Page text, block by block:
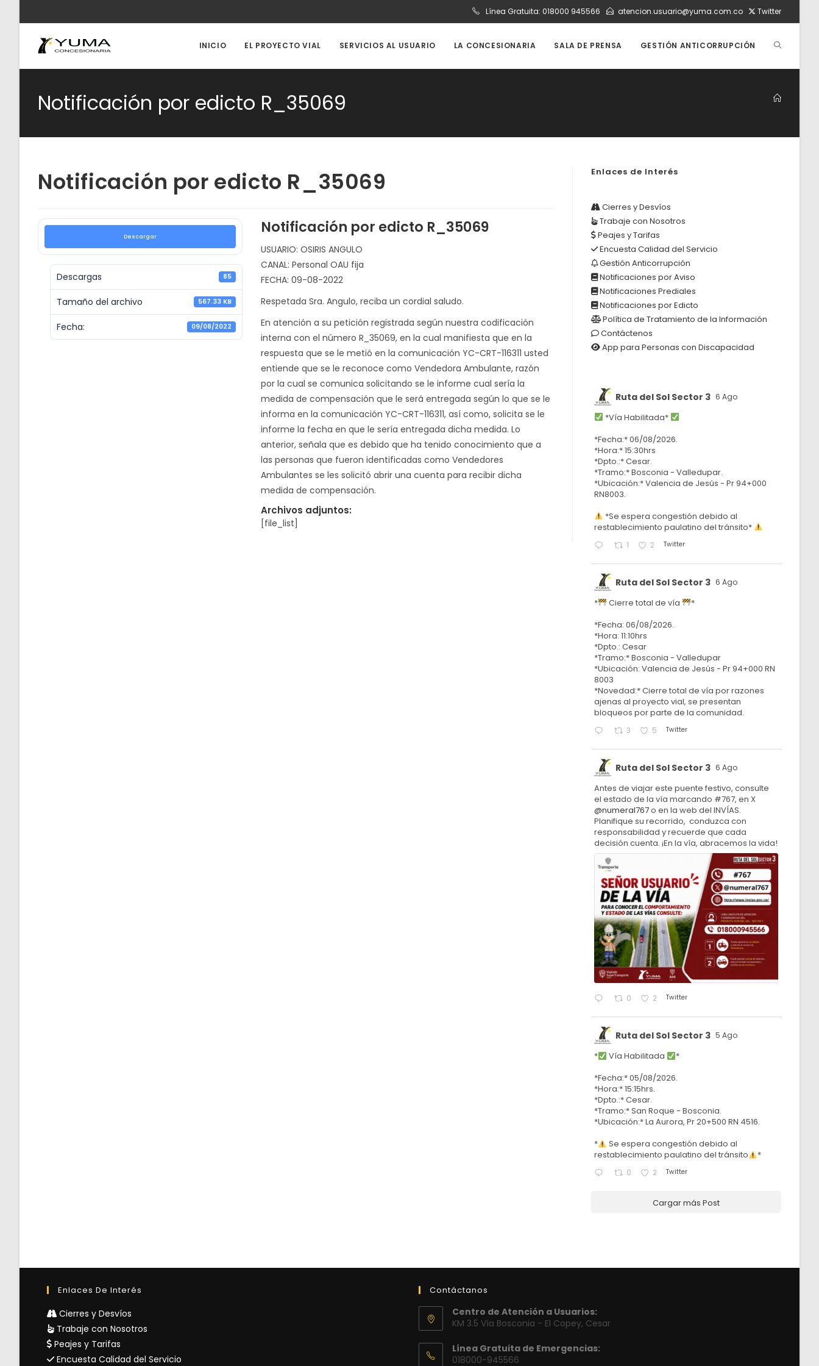
contenido
Línea Gratuita: 018000 945566 atencion.usuario@yuma.com.co Twitter
INICIO EL PROYECTO VIAL SERVICIOS AL USUARIO LA CONCESIONARIA SALA DE PRENSA GESTIÓN ANTICORRUPCIÓN ALTERNAR
BÚSQUEDA
DE
Notificación por edicto R_35069
Notificación por edicto R_35069
Descargar
Descargas 85
Tamaño del archivo 567.33 KB
Fecha: 09/08/2022
Notificación por edicto R_35069
USUARIO: OSIRIS ANGULO
CANAL: Personal OAU fija
FECHA: 09-08-2022
Respetada Sra. Angulo, reciba un cordial saludo.
En atención a su petición registrada según nuestra codificación
interna con el número R_35069, en la cual manifiesta que en la
respuesta que se le metió en la comunicación YC-CRT-116311 usted
entiende que se le reconoce como Vendedora Ambulante, razón
por la cual se comunica solicitando se le informe cual sería la
medida de compensación que le será entregada según lo que se le
informa en la comunicación YC-CRT-116311, así como, solicita se le
informe la fecha en que le sería entregada dicha medida. Lo
anterior, señala que es debido que ha tenido conocimiento que a
las personas que fueron identificadas como Vendedores
Ambulantes se les solicitó abrir una cuenta para recibir dicha
medida de compensación.
Archivos adjuntos:
[file_list]
Enlaces de Interés
Cierres y Desvíos
Trabaje con Nosotros
Peajes y Tarifas
Encuesta Calidad del Servicio
Gestión Anticorrupción
Notificaciones por Aviso
Notificaciones Prediales
Notificaciones por Edicto
Política de Tratamiento de la Información
Contáctenos
App para Personas con Discapacidad
Ruta del Sol Sector 3 6 Ago
*Vía Habilitada*
*Fecha:* 06/08/2026.
*Hora:* 15:30hrs
*Dpto.:* Cesar.
*Tramo:* Bosconia - Valledupar.
*Ubicación:* Valencia de Jesús - Pr 94+000
RN8003.
*Se espera congestión debido al
restablecimiento paulatino del tránsito*
1 2 Twitter
Ruta del Sol Sector 3 6 Ago
* Cierre total de vía
*
*Fecha: 06/08/2026.
*Hora: 11:10hrs
*Dpto.: Cesar
*Tramo:* Bosconia - Valledupar
*Ubicación: Valencia de Jesús - Pr 94+000 RN
8003
*Novedad:* Cierre total de vía por razones
ajenas al proyecto vial, se presentan
bloqueos por parte de la comunidad.
3 5 Twitter
Ruta del Sol Sector 3 6 Ago
Antes de viajar este puente festivo, consulte
el estado de la vía marcando #767, en X
@numeral767o en la web del INVÍAS.
Planifique su recorrido, conduzca con
responsabilidad y recuerde que cada
decisión cuenta. ¡En la vía, abracemos la vida!
0 2 Twitter
Ruta del Sol Sector 3 5 Ago
* Vía Habilitada
*
*Fecha:* 05/08/2026.
*Hora:* 15:15hrs.
*Dpto.:* Cesar.
*Tramo:* San Roque - Bosconia.
*Ubicación:* La Aurora, Pr 20+500 RN 4516.
*
Se espera congestión debido al
restablecimiento paulatino del tránsito
*
0 2 Twitter
Cargar más Post
Enlaces De Interés
Cierres y Desvíos
Trabaje con Nosotros
Peajes y Tarifas
Encuesta Calidad del Servicio
Contáctanos
Centro de Atención a Usuarios:
KM 3.5 Vía Bosconia - El Copey, Cesar
Línea Gratuita de Emergencias:
018000-945566